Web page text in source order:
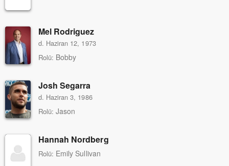
Mel Rodriguez
d. Haziran 12, 1973
Rolü: Bobby
Josh Segarra
d. Haziran 3, 1986
Rolü: Jason
Hannah Nordberg
Rolü: Emily Sullivan